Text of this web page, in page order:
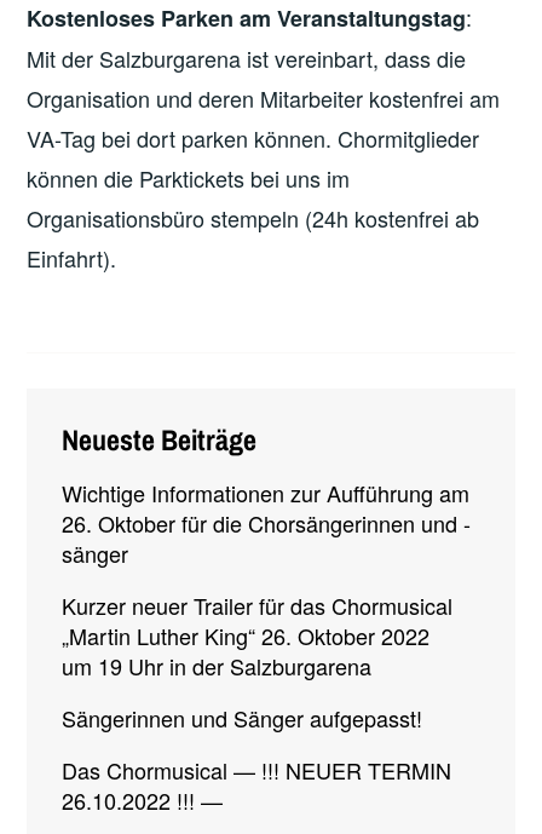
Kostenloses Parken am Veranstaltungstag:
Mit der Salzburgarena ist vereinbart, dass die
Organisation und deren Mitarbeiter kostenfrei am
VA-Tag bei dort parken können. Chormitglieder
können die Parktickets bei uns im
Organisationsbüro stempeln (24h kostenfrei ab
Einfahrt).
Neueste Beiträge
Wichtige Informationen zur Aufführung am
26. Oktober für die Chorsängerinnen und -
sänger
Kurzer neuer Trailer für das Chormusical
„Martin Luther King“ 26. Oktober 2022
um 19 Uhr in der Salzburgarena
Sängerinnen und Sänger aufgepasst!
Das Chormusical — !!! NEUER TERMIN
26.10.2022 !!! —